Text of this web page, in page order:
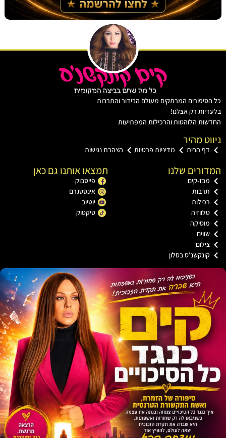
המרתקים מעולם הבידור והתרבות
רק אצלנו!
הלוהטות והרכילות המפתיעות
מהיר
הבית מדיניות פרטיות הצהרת נגישות
שלנו
קים
בסלון
תמצאו אותנו גם כאן
פייסבוק
אינסטגרם
יוטיוב
טיקטוק